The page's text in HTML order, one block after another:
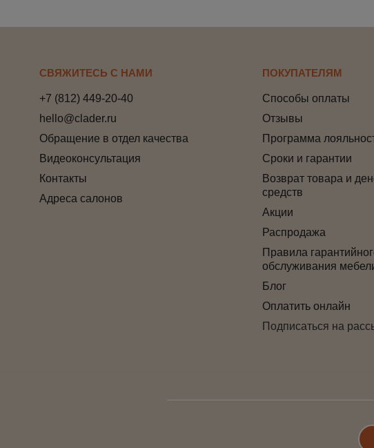
СВЯЖИТЕСЬ С НАМИ
+7 (812) 449-20-40
hello@clader.ru
Обращение в отдел качества
Видеоконсультация
Контакты
Адреса салонов
ПОКУПАТЕЛЯМ
Способы оплаты
Отзывы
Программа
Сроки и гарантии
Возврат товара и
средств
Акции
Распродажа
Правила
обслуживания
Блог
Оплатить онлайн
Подписаться на